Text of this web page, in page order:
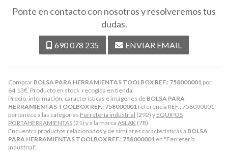
Comprar BOLSA PARA HERRAMIENTAS TOOLBOX REF.: 758000001 por
64,13€. Producto en stock, recogida en tienda.
Precio, información, características e imágenes de BOLSA PARA
HERRAMIENTAS TOOLBOX REF.: 758000001 referencia REF.: 758000001,
pertenece a las categorías Ferretería industrial (292) y EQUIPOS
PORTAHERRAMIENTAS (21) y a la marca ASLAK (78).
Encuentra productos relacionados y de similares características a BOLSA
PARA HERRAMIENTAS TOOLBOX REF.: 758000001 en "Ferretería
industrial".
Ponte en contacto con nosotros y resolveremos tus
dudas.
690 078 235 ENVIAR EMAIL